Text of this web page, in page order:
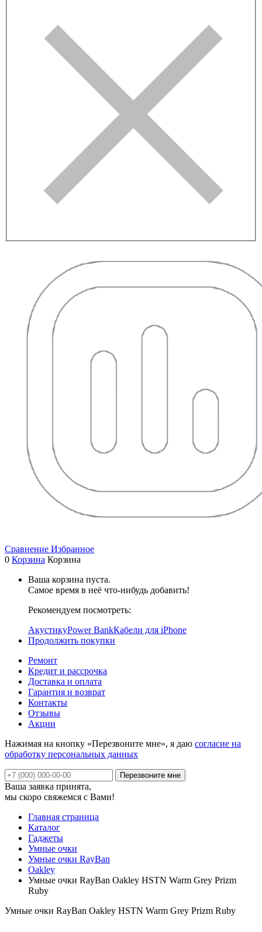
Сравнение Избранное
0 Корзина Корзина
Ваша корзина пуста.
Самое время в неё что-нибудь добавить!
Рекомендуем посмотреть:
АкустикуPower BankКабели для iPhone
Продолжить покупки
Ремонт
Кредит и рассрочка
Доставка и оплата
Гарантия и возврат
Контакты
Отзывы
Акции
Нажимая на кнопку «Перезвоните мне», я даю согласие на
обработку персональных данных
Ваша заявка принята,
мы скоро свяжемся с Вами!
Главная страница
Каталог
Гаджеты
Умные очки
Умные очки RayBan
Oakley
Умные очки RayBan Oakley HSTN Warm Grey Prizm
Ruby
Умные очки RayBan Oakley HSTN Warm Grey Prizm Ruby